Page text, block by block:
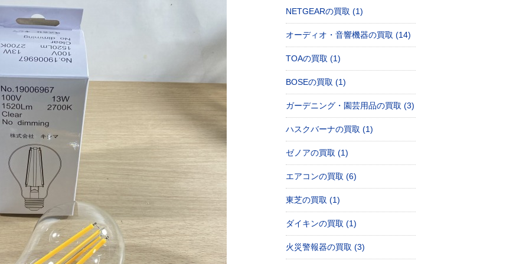
NETGEARの買取 (1)
オーディオ・音響機器の買取 (14)
TOAの買取 (1)
BOSEの買取 (1)
ガーデニング・園芸用品の買取 (3)
ハスクバーナの買取 (1)
ゼノアの買取 (1)
エアコンの買取 (6)
東芝の買取 (1)
ダイキンの買取 (1)
火災警報器の買取 (3)